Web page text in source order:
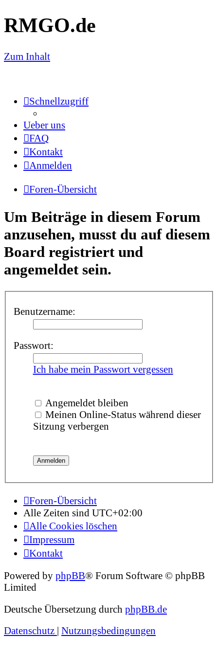
RMGO.de
Zum Inhalt
Schnellzugriff
Ueber uns
FAQ
Kontakt
Anmelden
Foren-Übersicht
Um Beiträge in diesem Forum
anzusehen, musst du auf diesem
Board registriert und
angemeldet sein.
Benutzername:
Passwort:
Ich habe mein Passwort vergessen
Angemeldet bleiben
Meinen Online-Status während dieser
Sitzung verbergen
Foren-Übersicht
Alle Zeiten sind UTC+02:00
Alle Cookies löschen
Impressum
Kontakt
Powered by phpBB® Forum Software © phpBB
Limited
Deutsche Übersetzung durch phpBB.de
Datenschutz | Nutzungsbedingungen